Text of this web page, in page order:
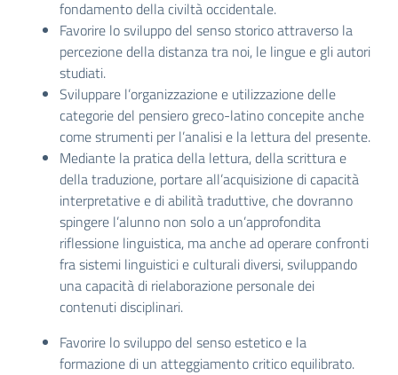
fondamento della civiltà occidentale.
Favorire lo sviluppo del senso storico attraverso la
percezione della distanza tra noi, le lingue e gli autori
studiati.
Sviluppare l’organizzazione e utilizzazione delle
categorie del pensiero greco-latino concepite anche
come strumenti per l’analisi e la lettura del presente.
Mediante la pratica della lettura, della scrittura e
della traduzione, portare all’acquisizione di capacità
interpretative e di abilità traduttive, che dovranno
spingere l’alunno non solo a un’approfondita
riflessione linguistica, ma anche ad operare confronti
fra sistemi linguistici e culturali diversi, sviluppando
una capacità di rielaborazione personale dei
contenuti disciplinari.
Favorire lo sviluppo del senso estetico e la
formazione di un atteggiamento critico equilibrato.